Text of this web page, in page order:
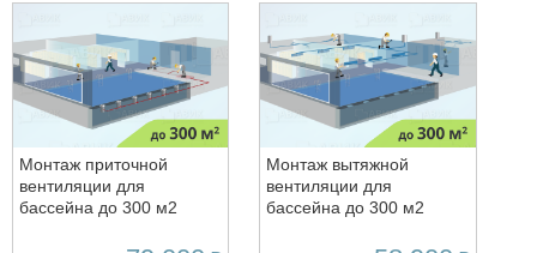
Монтаж приточной
вентиляции для
бассейна до 300 м2
Монтаж вытяжной
вентиляции для
бассейна до 300 м2